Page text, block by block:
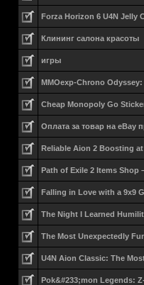
Forza Horizon 6 U4N Jelly
Клининг салона красоты
игры
MMOexp-Chrono
Cheap Monopoly Go
Оплата за товар на eBay
Reliable Aion 2 Boosting
Path of Exile 2 Items Shop
Falling in Love with a 9x9
The Night I Learned
The Most Unexpectedly
U4N Aion Classic: The
Pok&#233;mon Legends: